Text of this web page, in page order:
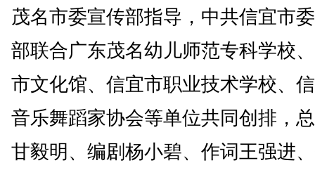
茂名市委宣传部指导，中共信宜市
部联合广东茂名幼儿师范专科学校
市文化馆、信宜市职业技术学校、
音乐舞蹈家协会等单位共同创排，
甘毅明、编剧杨小碧、作词王强进